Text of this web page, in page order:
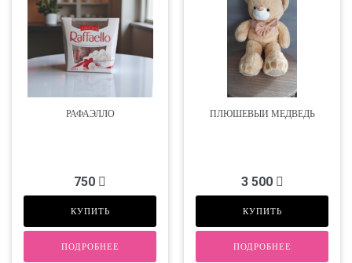
РАФАЭЛЛО
750
КУПИТЬ
ПОДРОБНЕЕ
ПЛЮШЕВЫЙ МЕДВЕДЬ
3 500
КУПИТЬ
ПОДРОБНЕЕ